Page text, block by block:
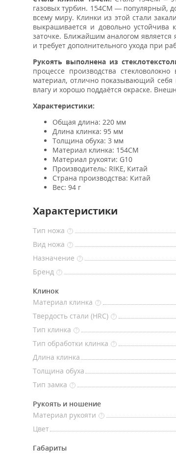
газовых турбин. 154CM — популярный,
всему миру. Клинки из этой стали
выкрашивается и довольно устойчива
заточке. Ближайшим аналогом является
и требует дополнительного ухода при
Рукоять выполнена из
процессе производства
материал, отлично показывающий себя
влагу и хорошо поддаётся окраске.
Характеристики:
Общая длина: 220 мм
Длина клинка: 95 мм
Толщина обуха: 3 мм
Материал клинка: 154CM
Материал рукояти: G10
Производитель: RIKE, Китай
Страна производства: Китай
Вес: 94 г
Характеристики
Тип ножа ?
Вид ножа ?
Назначение ?
Бренд ?
Клинок
Материал клинка
?
Твердость стали (HRC) ?
Тип клинка
?
Тип обработки клинка ?
Длина клинка
Толщина обуха
Тип замка
?
Рукоять и ношение
Материал рукояти
?
Цвет
Габариты